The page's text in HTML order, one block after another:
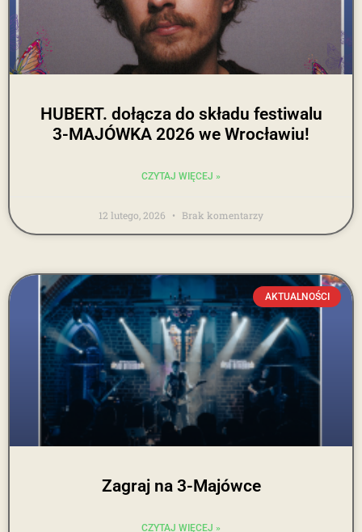
HUBERT. dołącza do składu festiwalu
3-MAJÓWKA 2026 we Wrocławiu!
CZYTAJ WIĘCEJ »
12 lutego, 2026 Brak komentarzy
AKTUALNOŚCI
Zagraj na 3-Majówce
CZYTAJ WIĘCEJ »